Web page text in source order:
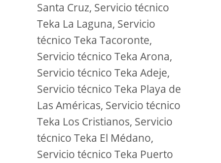
Santa Cruz, Servicio técnico
Teka La Laguna, Servicio
técnico Teka Tacoronte,
Servicio técnico Teka Arona,
Servicio técnico Teka Adeje,
Servicio técnico Teka Playa de
Las Américas, Servicio técnico
Teka Los Cristianos, Servicio
técnico Teka El Médano,
Servicio técnico Teka Puerto